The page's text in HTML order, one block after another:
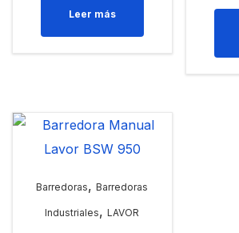
Leer más
Barredoras,Barredoras
Industriales,LAVOR